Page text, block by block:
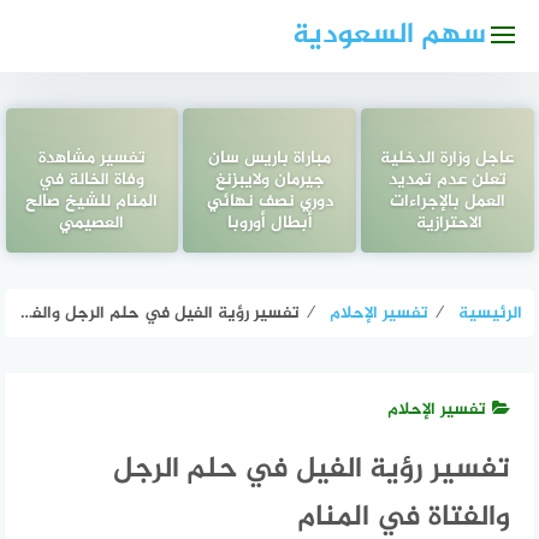
سهم السعودية
عاجل وزارة الدخلية
تعلن عدم تمديد
العمل بالإجراءات
الاحترازية
مباراة باريس سان
جيرمان ولايبزنغ
دوري نصف نهائي
أبطال أوروبا
تفسير مشاهدة
وفاة الخالة في
المنام للشيخ صالح
العصيمي
الرئيسية ⁄ تفسير الإحلام ⁄ تفسير رؤية الفيل في حلم الرجل والفتاة في المنام
تفسير الإحلام
تفسير رؤية الفيل في حلم الرجل
والفتاة في المنام